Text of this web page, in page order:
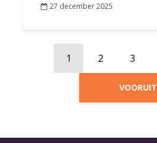
27 december 2025
1 2 3
VOORUIT